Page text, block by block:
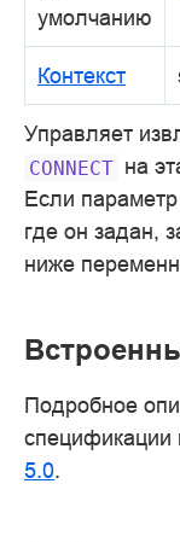
умолчанию
Контекст
Управляет
CONNECT на
Если
где он задан,
ниже
Подробное
спецификации
5.0.